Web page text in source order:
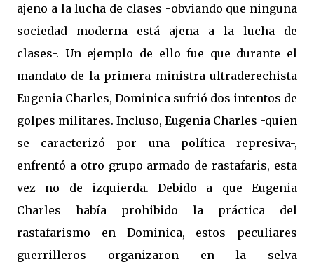
ajeno a la lucha de clases -obviando que ninguna
sociedad moderna está ajena a la lucha de
clases-. Un ejemplo de ello fue que durante el
mandato de la primera ministra ultraderechista
Eugenia Charles, Dominica sufrió dos intentos de
golpes militares. Incluso, Eugenia Charles -quien
se caracterizó por una política represiva-,
enfrentó a otro grupo armado de rastafaris, esta
vez no de izquierda. Debido a que Eugenia
Charles había prohibido la práctica del
rastafarismo en Dominica, estos peculiares
guerrilleros organizaron en la selva